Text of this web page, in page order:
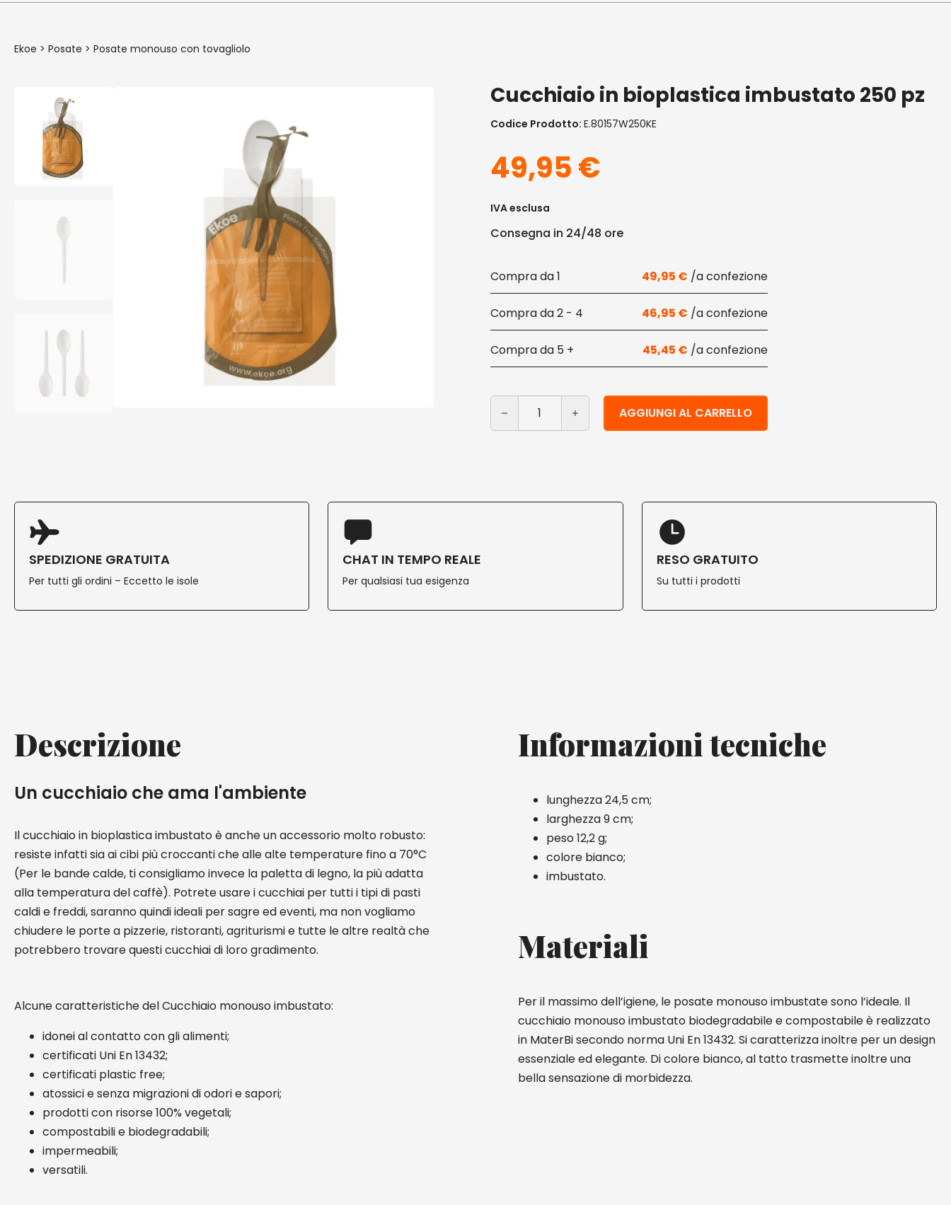
Ekoe > Posate > Posate monouso con tovagliolo
Cucchiaio in bioplastica imbustato 250 pz
Codice Prodotto: E.80157W250KE
49,95€
IVA esclusa
Consegna in 24/48 ore
1 49,95 €
2 - 4 46,95 €
5 + 45,45 €
Cucchiaio in bioplastica imbustato 250 pz quantità
AGGIUNGI AL CARRELLO
Alternative:
SPEDIZIONE GRATUITA
Per tutti gli ordini – Eccetto le isole
CHAT IN TEMPO REALE
Per qualsiasi tua esigenza
RESO GRATUITO
Su tutti i prodotti
Descrizione
Un cucchiaio che ama l'ambiente
Il cucchiaio in bioplastica imbustato è anche un accessorio molto robusto:
resiste infatti sia ai cibi più croccanti che alle alte temperature fino a 70°C
(Per le bande calde, ti consigliamo invece la paletta di legno, la più adatta
alla temperatura del caffè). Potrete usare i cucchiai per tutti i tipi di pasti
caldi e freddi, saranno quindi ideali per sagre ed eventi, ma non vogliamo
chiudere le porte a pizzerie, ristoranti, agriturismi e tutte le altre realtà che
potrebbero trovare questi cucchiai di loro gradimento.
Alcune caratteristiche del Cucchiaio monouso imbustato:
idonei al contatto con gli alimenti;
certificati Uni En 13432;
certificati plastic free;
atossici e senza migrazioni di odori e sapori;
prodotti con risorse 100% vegetali;
compostabili e biodegradabili;
impermeabili;
versatili.
Informazioni tecniche
lunghezza 24,5 cm;
larghezza 9 cm;
peso 12,2 g;
colore bianco;
imbustato.
Materiali
Per il massimo dell’igiene, le posate monouso imbustate sono l’ideale. Il
cucchiaio monouso imbustato biodegradabile e compostabile è realizzato
in MaterBi secondo norma Uni En 13432. Si caratterizza inoltre per un design
essenziale ed elegante. Di colore bianco, al tatto trasmette inoltre una
bella sensazione di morbidezza.